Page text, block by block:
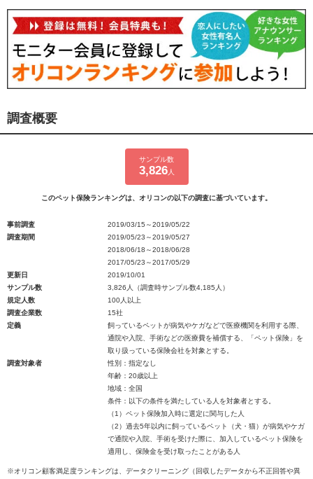
調査概要
サンプル数
3,826人
このペット保険ランキングは、オリコンの以下の調査に基づいています。
事前調査
2019/03/15～2019/05/22
調査期間
2019/05/23～2019/05/27
2018/06/18～2018/06/28
2017/05/23～2017/05/29
更新日
2019/10/01
サンプル数
3,826人（調査時サンプル数4,185人）
規定人数
100人以上
調査企業数
15社
定義
飼っているペットが病気やケガなどで医療機関を利用する際、
通院や入院、手術などの医療費を補償する、「ペット保険」を
取り扱っている保険会社を対象とする。
調査対象者
性別：指定なし
年齢：20歳以上
地域：全国
条件：以下の条件を満たしている人を対象者とする。
（1）ペット保険加入時に選定に関与した人
（2）過去5年以内に飼っているペット（犬・猫）が病気やケガ
で通院や入院、手術を受けた際に、加入しているペット保険を
適用し、保険金を受け取ったことがある人
※オリコン顧客満足度ランキングは、データクリーニング（回収したデータから不正回答や異